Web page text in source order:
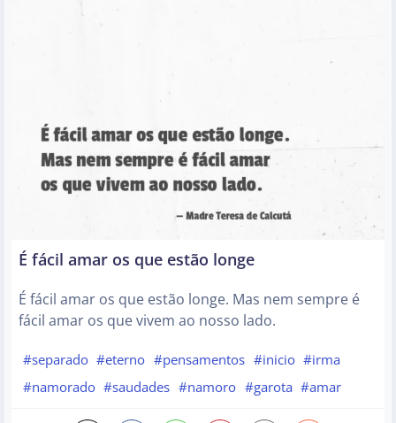
É fácil amar os que estão longe
É fácil amar os que estão longe. Mas nem sempre é
fácil amar os que vivem ao nosso lado.
#separado #eterno #pensamentos #inicio #irma
#namorado #saudades #namoro #garota #amar